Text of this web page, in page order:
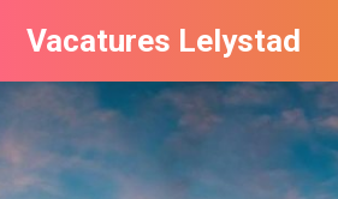
Vacatures Lelystad
Vacatures per bedrijf in Lelystad
De populairste vacatures in